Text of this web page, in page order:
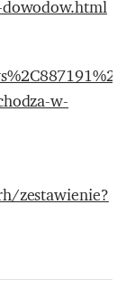
w-
zestawienie?